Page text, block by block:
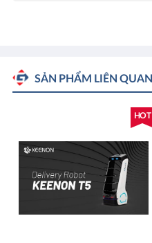
SẢN PHẨM LIÊN QUAN
HOT